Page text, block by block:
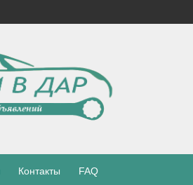
Контакты FAQ